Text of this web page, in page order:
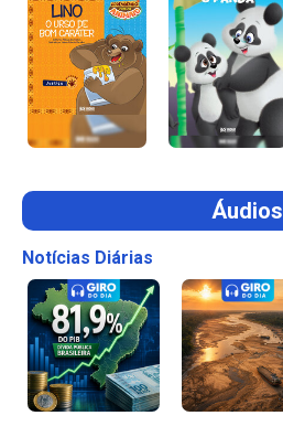
Áudios
Notícias Diárias